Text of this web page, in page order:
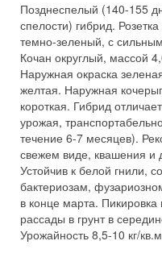
Позднеспелый (140-155
спелости) гибрид.
темно-зеленый, с
Кочан округлый, массой
Наружная окраска
желтая. Наружная
короткая. Гибрид
урожая,
течение 6-7 месяцев).
свежем виде, квашения и
Устойчив к белой гнили,
бактериозам,
в конце марта.
рассады в грунт в
Урожайность 8,5-10 кг/